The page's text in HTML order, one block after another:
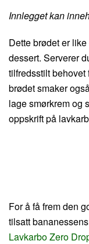
Innlegget kan
Dette brødet er
dessert. Serverer
tilfredsstilt behovet
brødet smaker
lage smørkrem og
oppskrift på
For å få frem den
tilsatt
Lavkarbo Zero